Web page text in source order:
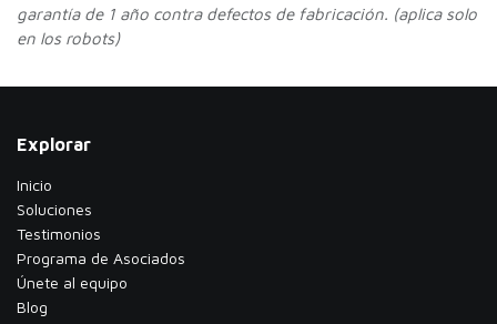
garantía de 1 año contra defectos de fabricación. (aplica solo
en los robots)
Explorar
Inicio
Soluciones
Testimonios
​Programa de Asociados
Únete al equipo
Blog